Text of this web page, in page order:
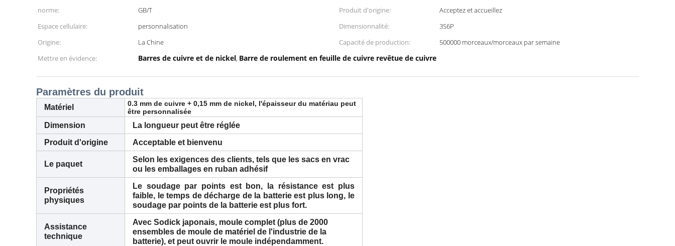
norme:
GB/T Produit d'origine:
Acceptez et accueillez
Espace cellulaire:
personnalisation Dimensionnalité:
3S6P
Origine:
La Chine Capacité de production:
500000 morceaux/morceaux par semaine
Mettre en évidence:
Barres de cuivre et de nickel, Barre de roulement en feuille de cuivre revêtue de cuivre
Paramètres du produit
Matériel
0.3 mm de cuivre + 0,15 mm de nickel, l'épaisseur du matériau peut
être personnalisée
Dimension
La longueur peut être réglée
Produit d'origine
Acceptable et bienvenu
Le paquet
Selon les exigences des clients, tels que les sacs en vrac
ou les emballages en ruban adhésif
Propriétés
physiques
Le soudage par points est bon, la résistance est plus
faible, le temps de décharge de la batterie est plus long, le
soudage par points de la batterie est plus fort.
Assistance
technique
Avec Sodick japonais, moule complet (plus de 2000
ensembles de moule de matériel de l'industrie de la
batterie), et peut ouvrir le moule indépendamment.